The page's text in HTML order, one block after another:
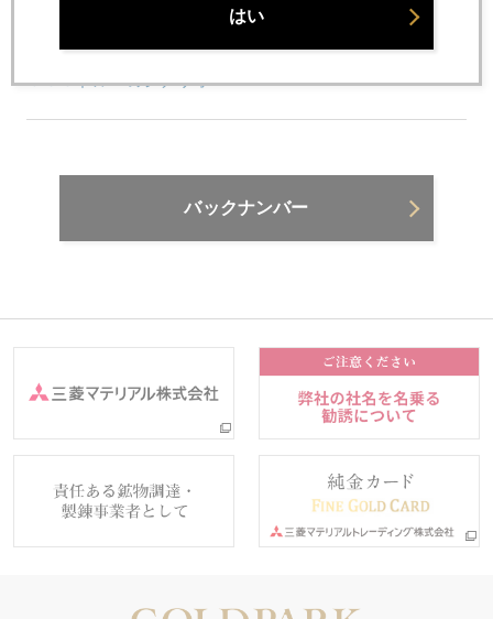
2004年12月06日
５００ドルへのシナリオ
バックナンバー
はい